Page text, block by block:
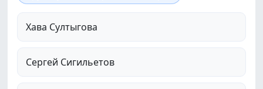
Хава Султыгова
Сергей Сигильетов